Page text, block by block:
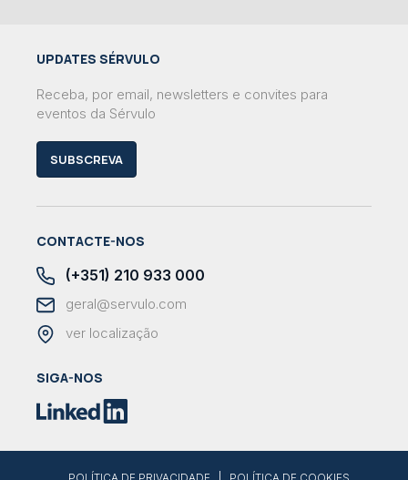
UPDATES SÉRVULO
Receba, por email, newsletters e convites para
eventos da Sérvulo
SUBSCREVA
CONTACTE-NOS
(+351) 210 933 000
geral@servulo.com
ver localização
SIGA-NOS